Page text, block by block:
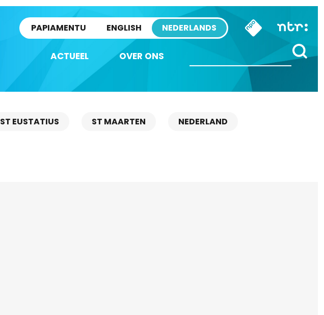
PAPIAMENTU ENGLISH NEDERLANDS
ACTUEEL OVER ONS
ST EUSTATIUS ST MAARTEN NEDERLAND